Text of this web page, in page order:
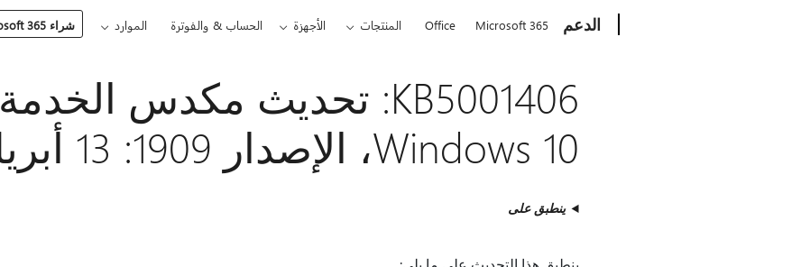
الدعم Microsoft 365
Office المنتجات الأجهزة الحساب & والفوترة الموارد شراء Microsoft 365
KB5001406: تحديث مكدس الخدمة
Windows 10، الإصدار 1909: 13 أبريل 2021
ينطبق على